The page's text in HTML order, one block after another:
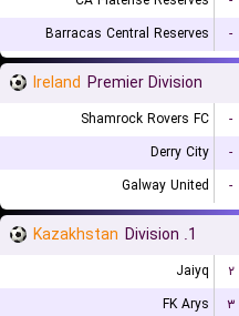
Barracas Central Reserves
-
Ireland Premier Division
Shamrock Rovers FC -
Derry City
-
Galway United
-
Kazakhstan 1. Division
Jaiyq ۲
FK Arys
۳